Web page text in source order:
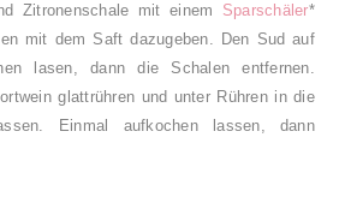
Zitronenschale mit einem Sparschäler*
mit dem Saft dazugeben. Den Sud auf
lasen, dann die Schalen entfernen.
glattrühren und unter Rühren in die
Einmal aufkochen lassen, dann